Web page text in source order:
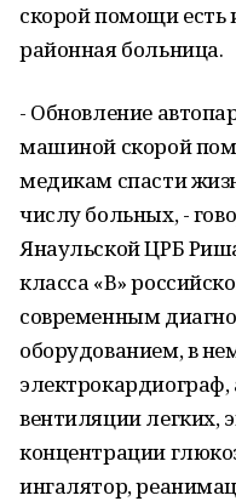
скорой помощи есть
районная больница.
- Обновление
машиной скорой
медикам спасти
числу больных, -
Янаульской ЦРБ
класса «В»
современным
оборудованием, в
вентиляции легких,
концентрации
ингалятор,